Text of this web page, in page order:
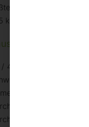
MB 24/
(1.5125/SG2/G3Si 1)
4 m
Stecker /
Ø 63 mm
0,6 / 0,8 mm
1,0 / 1,2 mm